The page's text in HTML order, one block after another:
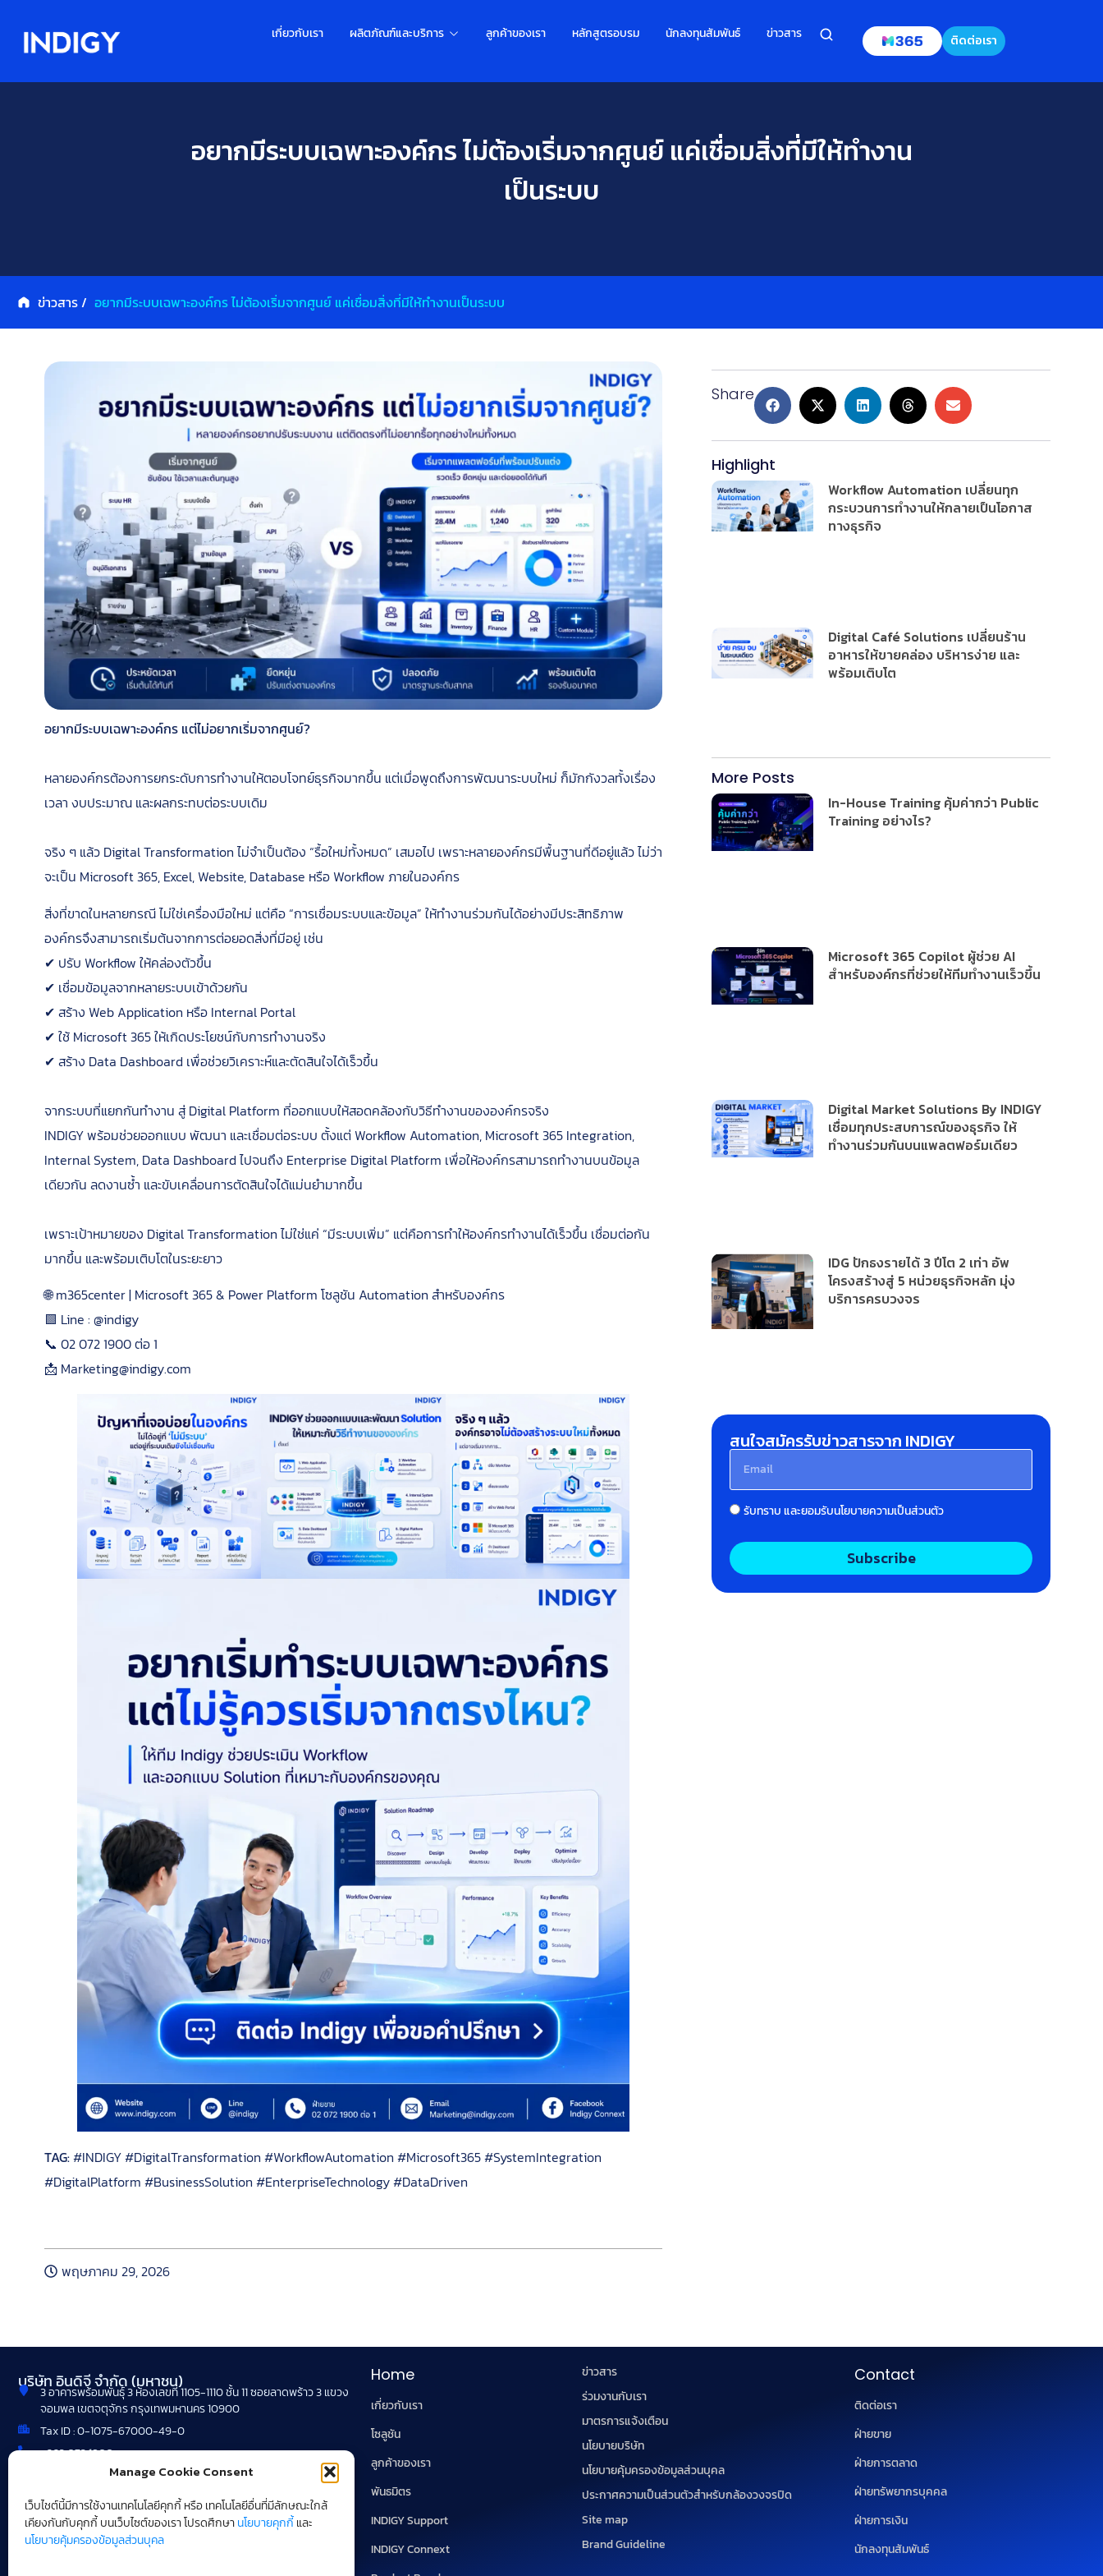
Manage Cookie Consent
เว็บไชต์นี้มีการใช้งานเทคโนโลยีคุกกี้ หรือ เทคโนโลยีอื่นที่มีลักษณะใกล้
เคียงกันกับคุกกี้ บนเว็บไซต์ของเรา โปรดศึกษานโยบายคุกกี้และ
นโยบายคุ้มครองข้อมูลส่วนบุคล
เกี่ยวกับเรา ผลิตภัณฑ์และบริการ ลูกค้าของเรา หลักสูตรอบรม นักลงทุนสัมพันธ์ ข่าวสาร ติดต่อเรา
อยากมีระบบเฉพาะองค์กร ไม่ต้องเริ่มจากศูนย์ แค่เชื่อมสิ่งที่มีให้ทำงาน
เป็นระบบ
ข่าวสาร / อยากมีระบบเฉพาะองค์กร ไม่ต้องเริ่มจากศูนย์ แค่เชื่อมสิ่งที่มีให้ทำงานเป็นระบบ
อยากมีระบบเฉพาะองค์กร แต่ไม่อยากเริ่มจากศูนย์?
หลายองค์กรต้องการยกระดับการทำงานให้ตอบโจทย์ธุรกิจมากขึ้น แต่เมื่อพูดถึงการพัฒนาระบบใหม่ ก็มักกังวลทั้งเรื่อง
เวลา งบประมาณ และผลกระทบต่อระบบเดิม
จริง ๆ แล้ว Digital Transformation ไม่จำเป็นต้อง “รื้อใหม่ทั้งหมด” เสมอไป เพราะหลายองค์กรมีพื้นฐานที่ดีอยู่แล้ว ไม่ว่า
จะเป็น Microsoft 365, Excel, Website, Database หรือ Workflow ภายในองค์กร
สิ่งที่ขาดในหลายกรณี ไม่ใช่เครื่องมือใหม่ แต่คือ “การเชื่อมระบบและข้อมูล” ให้ทำงานร่วมกันได้อย่างมีประสิทธิภาพ
องค์กรจึงสามารถเริ่มต้นจากการต่อยอดสิ่งที่มีอยู่ เช่น
✔ ปรับ Workflow ให้คล่องตัวขึ้น
✔ เชื่อมข้อมูลจากหลายระบบเข้าด้วยกัน
✔ สร้าง Web Application หรือ Internal Portal
✔ ใช้ Microsoft 365 ให้เกิดประโยชน์กับการทำงานจริง
✔ สร้าง Data Dashboard เพื่อช่วยวิเคราะห์และตัดสินใจได้เร็วขึ้น
จากระบบที่แยกกันทำงาน สู่ Digital Platform ที่ออกแบบให้สอดคล้องกับวิธีทำงานขององค์กรจริง
INDIGY พร้อมช่วยออกแบบ พัฒนา และเชื่อมต่อระบบ ตั้งแต่ Workflow Automation, Microsoft 365 Integration,
Internal System, Data Dashboard ไปจนถึง Enterprise Digital Platform เพื่อให้องค์กรสามารถทำงานบนข้อมูล
เดียวกัน ลดงานซ้ำ และขับเคลื่อนการตัดสินใจได้แม่นยำมากขึ้น
เพราะเป้าหมายของ Digital Transformation ไม่ใช่แค่ “มีระบบเพิ่ม” แต่คือการทำให้องค์กรทำงานได้เร็วขึ้น เชื่อมต่อกัน
มากขึ้น และพร้อมเติบโตในระยะยาว
🌐 m365center | Microsoft 365 & Power Platform โซลูชัน Automation สำหรับองค์กร
🟩 Line : @indigy
📞 02 072 1900 ต่อ 1
📩 Marketing@indigy.com
TAG:#INDIGY #DigitalTransformation #WorkflowAutomation #Microsoft365 #SystemIntegration
#DigitalPlatform #BusinessSolution #EnterpriseTechnology #DataDriven
พฤษภาคม 29, 2026
Share
Highlight
Workflow Automation เปลี่ยนทุก
กระบวนการทำงานให้กลายเป็นโอกาส
ทางธุรกิจ
Digital Café Solutions เปลี่ยนร้าน
อาหารให้ขายคล่อง บริหารง่าย และ
พร้อมเติบโต
More Posts
In-House Training คุ้มค่ากว่า Public
Training อย่างไร?
Microsoft 365 Copilot ผู้ช่วย AI
สำหรับองค์กรที่ช่วยให้ทีมทำงานเร็วขึ้น
Digital Market Solutions By INDIGY
เชื่อมทุกประสบการณ์ของธุรกิจ ให้
ทำงานร่วมกันบนแพลตฟอร์มเดียว
IDG ปักธงรายได้ 3 ปีโต 2 เท่า อัพ
โครงสร้างสู่ 5 หน่วยธุรกิจหลัก มุ่ง
บริการครบวงจร
สนใจสมัครรับข่าวสารจาก INDIGY
รับทราบ และยอมรับนโยบายความเป็นส่วนตัว
Subscribe
บริษัท อินดิจี จำกัด (มหาชน)
3 อาคารพร้อมพันธุ์ 3 ห้องเลขที่ 1105-1110 ชั้น 11 ซอยลาดพร้าว 3 แขวง
จอมพล เขตจตุจักร กรุงเทพมหานคร 10900
Tax ID : 0-1075-67000-49-0
+662 072 1900
webcentral@indigy.com
Home
เกี่ยวกับเรา
โซลูชัน
ลูกค้าของเรา
พันธมิตร
INDIGY Support
INDIGY Connext
ข่าวสาร
ร่วมงานกับเรา
มาตรการแจ้งเตือน
นโยบายบริษัท
นโยบายคุ้มครองข้อมูลส่วนบุคล
ประกาศความเป็นส่วนตัวสำหรับกล้องวงจรปิด
Site map
Brand Guideline
Contact
ติดต่อเรา
ฝ่ายขาย
ฝ่ายการตลาด
ฝ่ายทรัพยากรบุคคล
ฝ่ายการเงิน
นักลงทุนสัมพันธ์